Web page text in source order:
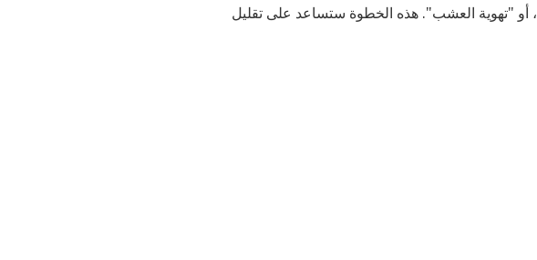
، أو "تهوية العشب". هذه الخطوة ستساعد على تقليل